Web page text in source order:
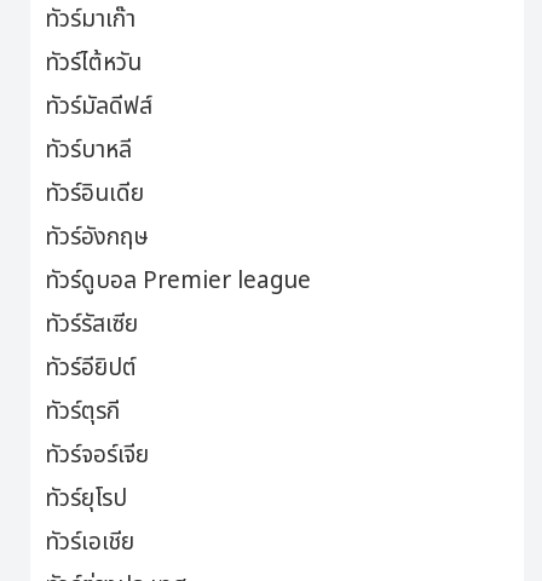
ทัวร์มาเก๊า
ทัวร์ไต้หวัน
ทัวร์มัลดีฟส์
ทัวร์บาหลี
ทัวร์อินเดีย
ทัวร์อังกฤษ
ทัวร์ดูบอล Premier league
ทัวร์รัสเซีย
ทัวร์อียิปต์
ทัวร์ตุรกี
ทัวร์จอร์เจีย
ทัวร์ยุโรป
ทัวร์เอเชีย